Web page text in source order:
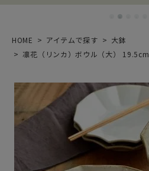
HOME アイテムで探す
大鉢
凛花（リンカ）ボウル（大） 19.5cm